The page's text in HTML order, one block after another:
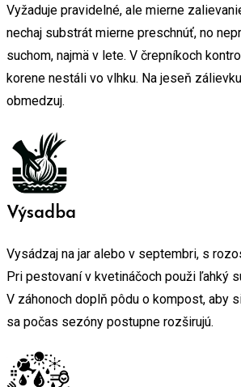
Vyžaduje pravidelné, ale mierne
nechaj substrát mierne preschnúť, no
suchom, najmä v lete. V črepníkoch
korene nestáli vo vlhku. Na jeseň
obmedzuj.
Výsadba
Vysádzaj na jar alebo v septembri, s
Pri pestovaní v kvetináčoch použi ľahký
V záhonoch doplň pôdu o kompost, aby
sa počas sezóny postupne rozširujú.